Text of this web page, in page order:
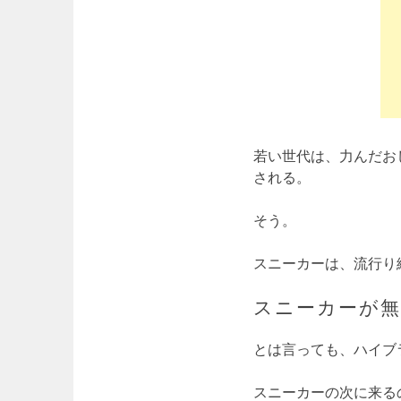
若い世代は、力んだ
される。
そう。
スニーカーは、流行
スニーカーが
とは言っても、ハイ
スニーカーの次に来